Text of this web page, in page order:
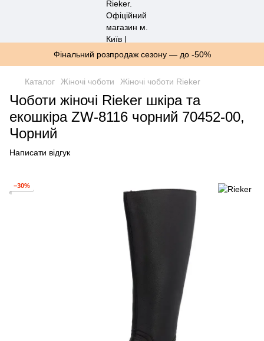
Фінальний розпродаж сезону — до -50%
Каталог Жіночі чоботи Жіночі чоботи Rieker
Чоботи жіночі Rieker шкіра та
екошкіра ZW-8116 чорний 70452-00,
Чорний
Написати відгук
−30%